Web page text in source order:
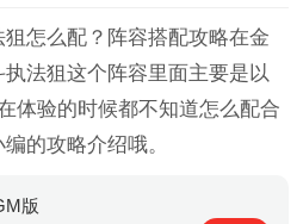
怎么配？阵容搭配攻略在金
法狙这个阵容里面主要是以
体验的时候都不知道怎么配合
的攻略介绍哦。
版